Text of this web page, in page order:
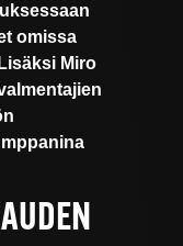
omissa
Miro